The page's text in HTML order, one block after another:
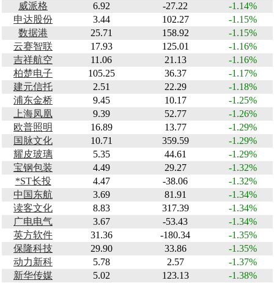
威派格
6.92 -27.22
-1.14%
申达股份
3.44 102.27
-1.15%
数据港
25.71 158.92
-1.15%
云赛智联
17.93 125.01
-1.16%
吉祥航空
11.06 21.13
-1.16%
柏楚电子
105.25 36.37
-1.17%
建元信托
2.51 22.29
-1.18%
浦东金桥
9.45 10.17
-1.25%
上海凤凰
9.39 52.77
-1.26%
欧普照明
16.89 13.77
-1.29%
国脉文化
10.71 359.59
-1.29%
耀皮玻璃
5.35 44.61
-1.29%
宝钢包装
4.49 29.27
-1.32%
*ST长投
4.47 -38.06
-1.32%
中国东航
3.69 81.91
-1.34%
读客文化
8.83 317.39
-1.34%
广电电气
3.67 -53.43
-1.34%
英方软件
31.36 -180.34
-1.35%
保隆科技
29.90 33.86
-1.35%
动力新科
5.78 2.57
-1.37%
新华传媒
5.02 123.13
-1.38%